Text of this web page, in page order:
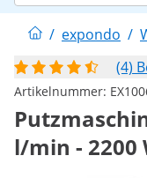
/ expondo /
(4)
Artikelnummer:
l/min - 2200